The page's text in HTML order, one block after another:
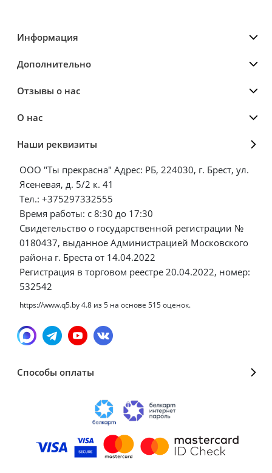
Информация
Дополнительно
Отзывы о нас
О нас
Наши реквизиты
ООО "Ты прекрасна" Адрес: РБ, 224030, г. Брест, ул.
Ясеневая, д. 5/2 к. 41
Тел.: +375297332555
Время работы: с 8:30 до 17:30
Свидетельство о государственной регистрации №
0180437, выданное Администрацией Московского
района г. Бреста от 14.04.2022
Регистрация в торговом реестре 20.04.2022, номер:
532542
https://www.q5.by4.8 из5 на основе 515оценок.
Способы оплаты